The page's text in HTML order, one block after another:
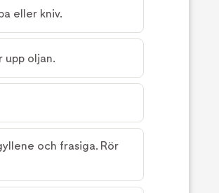
eller kniv.
upp oljan.
och frasiga. Rör